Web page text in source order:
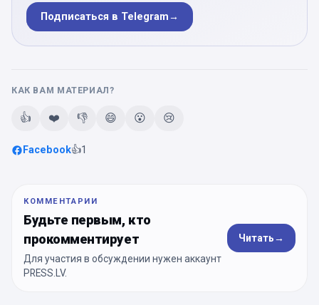
Подписаться в Telegram→
КАК ВАМ МАТЕРИАЛ?
👍 ❤️ 👎 😄 😮 😢
Facebook👍1
КОММЕНТАРИИ
Будьте первым, кто
прокомментирует
Для участия в обсуждении нужен аккаунт
PRESS.LV.
Читать→